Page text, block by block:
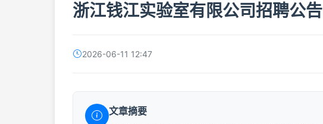
浙江钱江实验室有限公司招聘公告
2026-06-11 12:47
文章摘要